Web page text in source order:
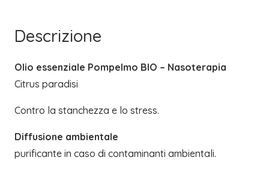
Descrizione
Olio essenziale Pompelmo BIO – Nasoterapia
Citrus paradisi
Contro la stanchezza e lo stress.
Diffusione ambientale
purificante in caso di contaminanti ambientali.